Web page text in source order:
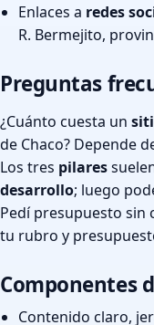
Enlaces a redes
R. Bermejito,
Preguntas
¿Cuánto cuesta un
de Chaco? Depende
Los tres pilares
desarrollo; luego
Pedí presupuesto sin
tu rubro y
Componentes
Contenido claro,